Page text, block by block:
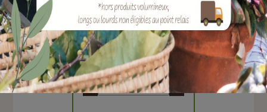
Marque :
SOLABIOL
Quantité :
Unité
- +